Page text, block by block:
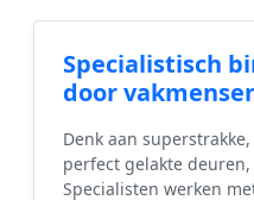
Specialistisch
door
Denk aan
perfect gelakte
Specialisten werken